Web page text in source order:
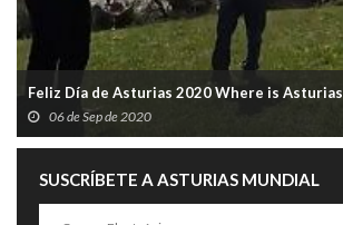
Feliz Día de Asturias 2020 Where is Asturias
06 de Sep de 2020
SUSCRÍBETE A ASTURIAS MUNDIAL